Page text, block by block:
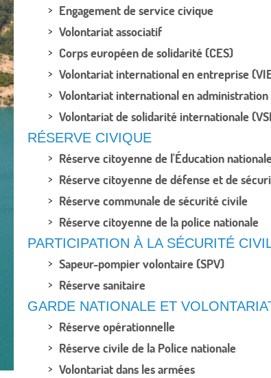
Engagement de service civique
Volontariat associatif
Corps européen de solidarité (CES)
Volontariat international en entreprise
Volontariat international en administration
Volontariat de solidarité internationale
RÉSERVE CIVIQUE
Réserve citoyenne de l'Éducation
Réserve citoyenne de défense et de
Réserve communale de sécurité civile
Réserve citoyenne de la police nationale
PARTICIPATION À LA SÉCURITÉ
Sapeur-pompier volontaire (SPV)
Réserve sanitaire
GARDE NATIONALE ET
Réserve opérationnelle
Réserve civile de la Police nationale
Volontariat dans les armées